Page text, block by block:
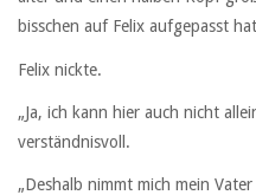
bisschen auf Felix aufgepasst
Felix nickte.
„Ja, ich kann hier auch nicht
verständnisvoll.
„Deshalb nimmt mich mein